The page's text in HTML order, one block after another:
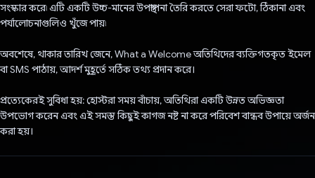
সংস্কার করে৷ এটি একটি উচ্চ-মানের উপস্থাপনা তৈরি করতে সেরা ফটো, ঠিকানা এবং
পর্যালোচনাগুলিও খুঁজে পায়৷
অবশেষে, থাকার তারিখ জেনে, What a Welcome অতিথিদের ব্যক্তিগতকৃত ইমেল
বা SMS পাঠায়, আদর্শ মুহূর্তে সঠিক তথ্য প্রদান করে।
প্রত্যেকেরই সুবিধা হয়: হোস্টরা সময় বাঁচায়, অতিথিরা একটি উন্নত অভিজ্ঞতা
উপভোগ করেন এবং এই সমস্ত কিছুই কাগজ নষ্ট না করে পরিবেশ বান্ধব উপায়ে অর্জন
করা হয়।